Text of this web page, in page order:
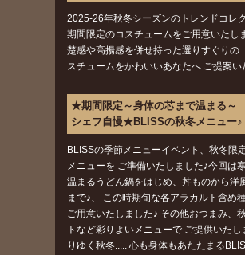
2025-26年秋冬シーズンのトレンドコレク
期間限定のコスチュームをご用意いたし
楚感や高揚感を併せ持った選りすぐりの
スチュームをかわいいあなたへ ご提案い
★期間限定～身体の芯まで温まる～
シェフ自慢★BLISSの秋冬メニュー♪
BLISSの季節メニューイベント、秋冬限
メニューを ご準備いたしました♪今回は
温まるうどん鍋をはじめ、丼ものから洋
まで♪、 この時期旬な各アラカルト含め
ご用意いたしました♪ その他おつまみ、
トなど彩りよいメニューで ご提供いたし
りゆく秋冬..... 心も身体もあたたまる